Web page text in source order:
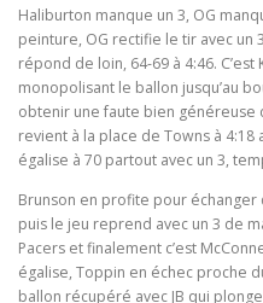
Haliburton manque un 3, OG
peinture, OG rectifie le tir avec un
répond de loin, 64-69 à 4:46.
monopolisant le ballon jusqu’au
obtenir une faute bien généreuse
revient à la place de Towns à 4:18
égalise à 70 partout avec un 3,
Brunson en profite pour échanger
puis le jeu reprend avec un 3 de
Pacers et finalement c’est
égalise, Toppin en échec proche
ballon récupéré avec JB qui